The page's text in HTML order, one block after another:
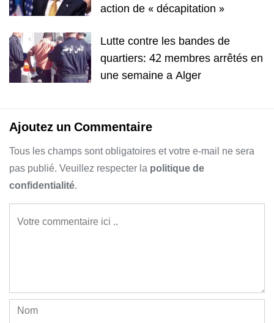
action de « décapitation »
Lutte contre les bandes de
quartiers: 42 membres arrêtés en
une semaine a Alger
Ajoutez un Commentaire
Tous les champs sont obligatoires et votre e-mail ne sera
pas publié. Veuillez respecter lapolitique de
confidentialité.